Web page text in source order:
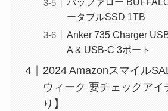
ータブルSSD 1TB
Anker 735 Charger
A & USB-C 3ポート
2024 Amazonスマイル
ウィーク 要チェックアイ
り】